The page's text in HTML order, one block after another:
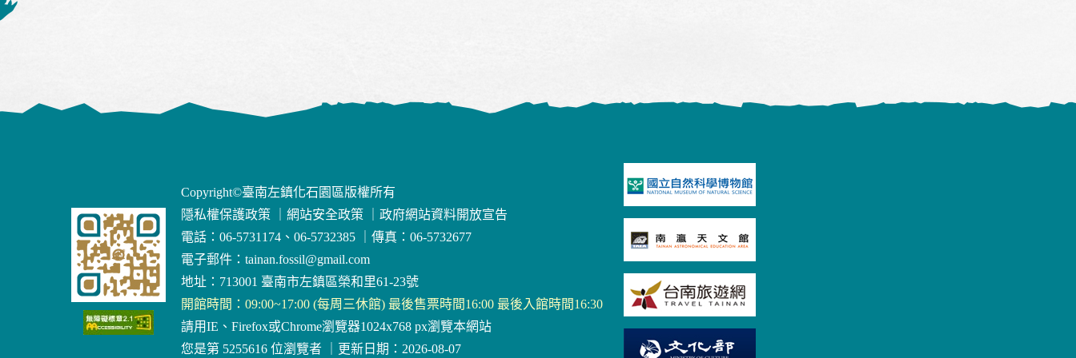
Copyright©臺南左鎮化石園區版權所有
隱私權保護政策
網站安全政策
政府網站資料開放宣告
電話：06-5731174、06-5732385
傳真：06-5732677
電子郵件： tainan.fossil@gmail.com
地址：713001 臺南市左鎮區榮和里61-23號
開館時間：09:00~17:00 (每周三休館) 最後售票時間16:00 最後入館時間16:30
請用IE、Firefox或Chrome瀏覽器1024x768 px瀏覽本網站
您是第 5255616 位瀏覽者
更新日期：2026-08-07